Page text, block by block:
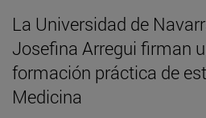
La Universidad de
Josefina Arregui firman
formación práctica de
Medicina